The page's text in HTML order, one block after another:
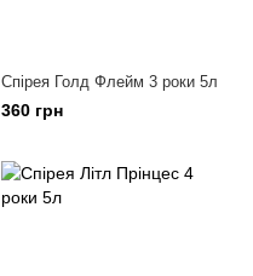
Спірея Голд Флейм 3 роки 5л
360 грн